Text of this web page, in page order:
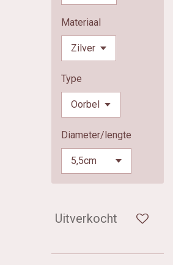
Materiaal
Type
Diameter/lengte
Uitverkocht